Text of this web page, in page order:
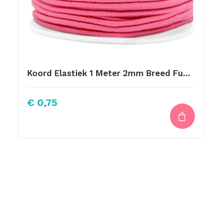
Koord Elastiek 1 Meter 2mm Breed Fuchsia
€ 0,75